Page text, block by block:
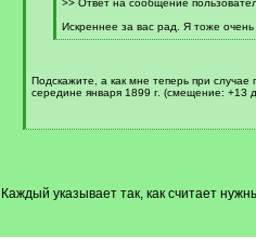
>> Ответ на сообщение
Искреннее за вас рад. Я тоже очень
[
Подскажите, а как мне теперь при
середине января 1899 г. (смещение: +13
[
Каждый указывает так, как считает